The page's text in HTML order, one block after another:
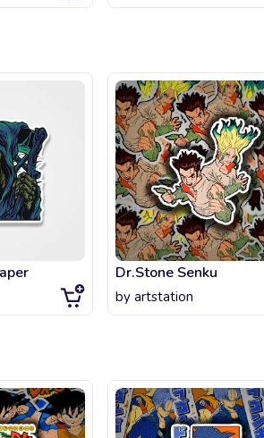
Dr.Stone Senku
by artstation